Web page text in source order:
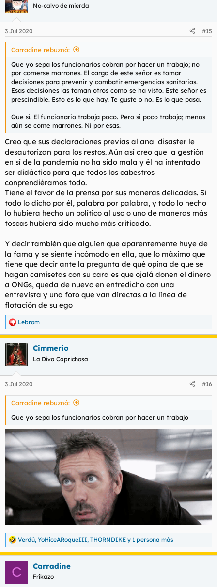
No-calvo de mierda
3 Jul 2020 #15
Carradine rebuznó:
Que yo sepa los funcionarios cobran por hacer un trabajo; no
por comerse marrones. El cargo de este señor es tomar
decisiones para prevenir y combatir emergencias sanitarias.
Esas decisiones las toman otros como se ha visto. Este señor es
prescindible. Esto es lo que hay. Te guste o no. Es lo que pasa.
Que sí. El funcionario trabaja poco. Pero si poco trabaja; menos
aún se come marrones. Ni por esas.
Creo que sus declaraciones previas al anal disaster le
desautorizan para los restos. Aún así creo que la gestión
en sí de la pandemia no ha sido mala y él ha intentado
ser didáctico para que todos los cabestros
conprendiéramos todo.
Tiene el favor de la prensa por sus maneras delicadas. Si
todo lo dicho por él, palabra por palabra, y todo lo hecho
lo hubiera hecho un político al uso o uno de maneras más
toscas hubiera sido mucho más criticado.
Y decir también que alguien que aparentemente huye de
la fama y se siente incómodo en ella, que lo máximo que
tiene que decir ante la pregunta de qué opina de que se
hagan camisetas con su cara es que ojalá donen el dinero
a ONGs, queda de nuevo en entredicho con una
entrevista y una foto que van directas a la línea de
flotación de su ego
R
e
a
c
c
i
e
s
Lebrom
Cimmerio
La Diva Caprichosa
3 Jul 2020 #16
Carradine rebuznó:
Que yo sepa los funcionarios cobran por hacer un trabajo
R
e
a
Verdú, YoHiceARoqueIII, THORNDIKE y 1 persona más
C Carradine
Frikazo